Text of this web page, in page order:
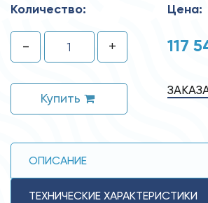
Количество:
- +
Купить
Цена:
117
ОПИСАНИЕ
ТЕХНИЧЕСКИЕ ХАРАКТЕРИСТИКИ